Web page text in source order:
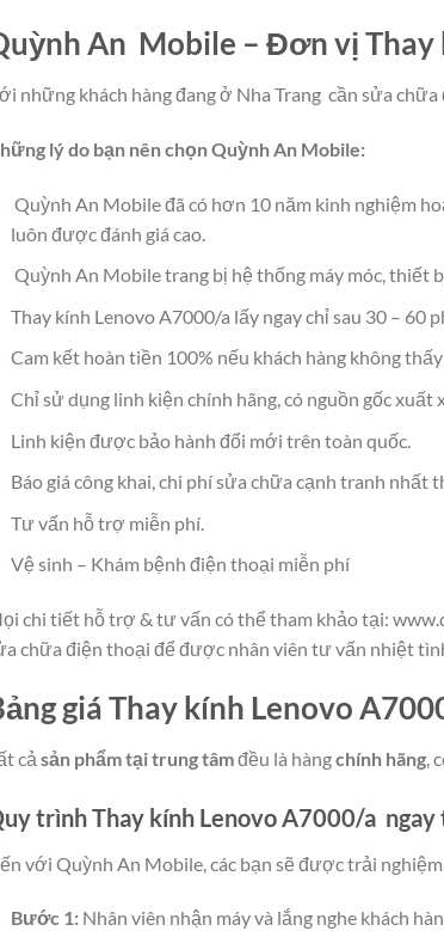
An Mobile – Đơn vị Thay
những khách hàng đang ở Nha Trang cần sửa
lý do bạn nên chọn Quỳnh An Mobile:
Quỳnh An Mobile đã có hơn 10 năm kinh nghiệm
luôn được đánh giá cao.
Quỳnh An Mobile trang bị hệ thống máy móc,
Thay kính Lenovo A7000/a lấy ngay chỉ sau 30 – 60
Cam kết hoàn tiền 100% nếu khách hàng không
Chỉ sử dụng linh kiện chính hãng, có nguồn gốc
Linh kiện được bảo hành đổi mới trên toàn quốc.
Báo giá công khai, chi phí sửa chữa cạnh tranh nhất
Tư vấn hỗ trợ miễn phí.
Vệ sinh – Khám bệnh điện thoại miễn phí
chi tiết hỗ trợ & tư vấn có thể tham khảo tại:
chữa điện thoại để được nhân viên tư vấn nhiệt
giá Thay kính Lenovo
cả sản phẩm tại trung tâmđều là hàngchính hãng ,
trình Thay kính Lenovo A7000/a
với Quỳnh An Mobile, các bạn sẽ được trải
Bước 1: Nhân viên nhận máy và lắng nghe khách